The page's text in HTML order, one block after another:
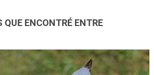
QUE ENCONTRÉ ENTRE